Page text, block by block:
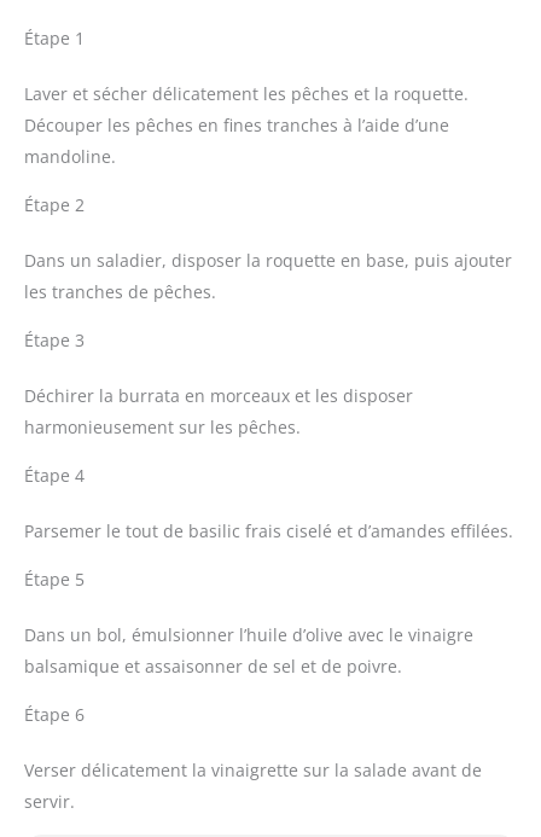
Étape 1
Laver et sécher délicatement les pêches et la roquette.
Découper les pêches en fines tranches à l’aide d’une
mandoline.
Étape 2
Dans un saladier, disposer la roquette en base, puis ajouter
les tranches de pêches.
Étape 3
Déchirer la burrata en morceaux et les disposer
harmonieusement sur les pêches.
Étape 4
Parsemer le tout de basilic frais ciselé et d’amandes effilées.
Étape 5
Dans un bol, émulsionner l’huile d’olive avec le vinaigre
balsamique et assaisonner de sel et de poivre.
Étape 6
Verser délicatement la vinaigrette sur la salade avant de
servir.